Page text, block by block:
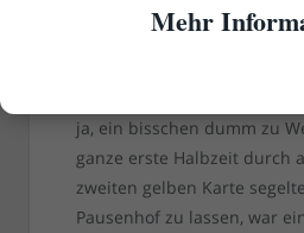
wir berührt werden und
blöden Fortunen gelbe
ja, ein bisschen dumm zu
ganze erste Halbzeit durch
zweiten gelben Karte
Pausenhof zu lassen, war
Mehr